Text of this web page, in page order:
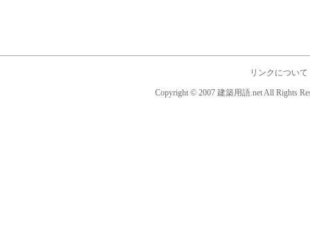
リンクについて
Copyright © 2007 建築用語.net All Rights